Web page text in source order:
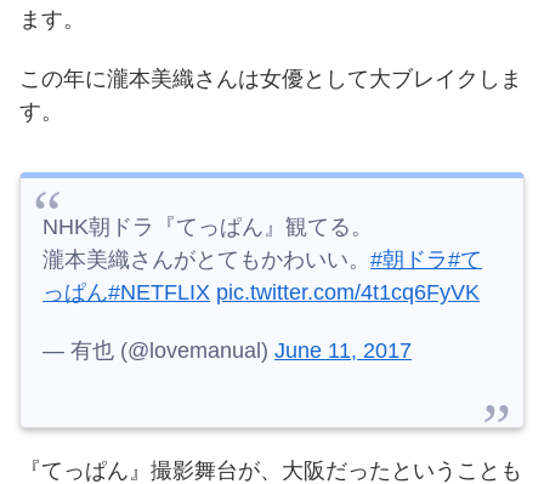
ます。
この年に瀧本美織さんは女優として大ブレイクしま
す。
NHK朝ドラ『てっぱん』観てる。
瀧本美織さんがとてもかわいい。 #朝ドラ#て
っぱん#NETFLIX pic.twitter.com/4t1cq6FyVK
— 有也 (@lovemanual) June 11, 2017
『てっぱん』撮影舞台が、大阪だったということも